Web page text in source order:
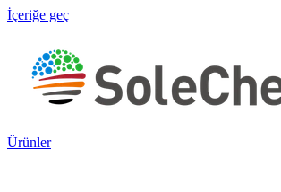
İçeriğe geç
Ürünler